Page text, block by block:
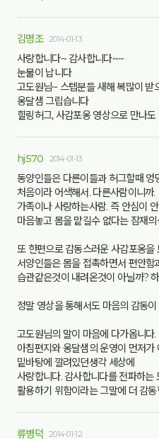
김명조 2014-01-13
사랑합니다~ 감사합니다~~
눈물이 납니다
고도원님~ 스텝분들 새해 복많이 받
옹달샘 그립습니다
힐링허그, 사감포옹 영상으로 만나
hj570 2014-01-13
동양인들은 다른이들과 허그할때 엉
처음이라 어색해서. 다른사람이니까.
가족이나 사랑하는사람. 즉 안심이
마음놓고 몸을 맡길수 없다는 잠재
또 한편으로 감동스러운 사감포옹을
서양인들은 몸을 접촉하면서 편안함
습관같은것이 내려온것이 아닐까?
정말 영상을 통해서도 마음의 감동
고도원님의 말이 마음에 다가옵니다.
아침편지와 옹달샘의 운영이 먼저가
밑바탕에 깔려있던생각 세상에
사랑합니다. 감사합니다를 전파하는
활용하기 위함이라는 그말에 더 감동
류병덕 2014-01-12